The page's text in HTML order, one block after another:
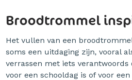
Broodtrommel
Het vullen van een
soms een uitdaging zijn, vooral
verrassen met iets verantwoords
voor een schooldag is of voor